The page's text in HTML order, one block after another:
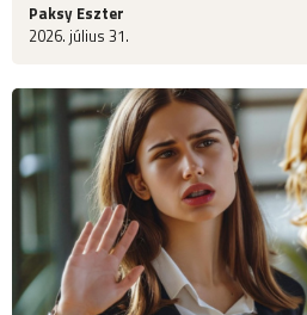
Paksy Eszter
2026. július 31.